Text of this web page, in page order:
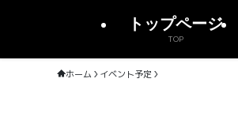
トップページ
TOP
ホーム イベント予定